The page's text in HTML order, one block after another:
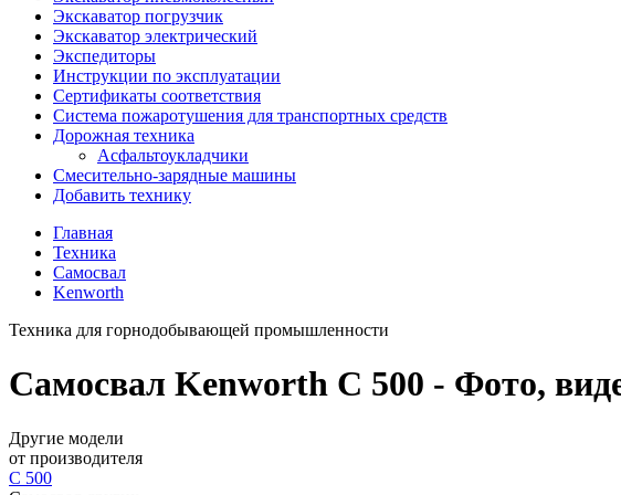
Экскаватор погрузчик
Экскаватор электрический
Экспедиторы
Инструкции по эксплуатации
Сертификаты соответствия
Система пожаротушения для транспортных средств
Дорожная техника
Асфальтоукладчики
Смесительно-зарядные машины
Добавить технику
Главная
Техника
Самосвал
Kenworth
Техника для горнодобывающей промышленности
Самосвал Kenworth C 500 - Фото,
Другие модели
от производителя
C 500